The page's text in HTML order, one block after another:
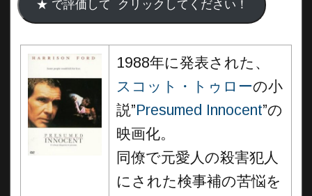
1988年に発表された、
スコット・トゥローの小
説”Presumed Innocent”の
映画化。
同僚で元愛人の殺害犯人
にされた検事補の苦悩を